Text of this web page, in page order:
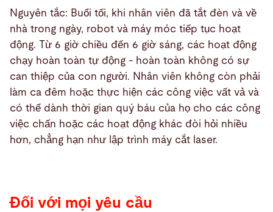
Nguyên tắc: Buổi tối, khi nhân viên đã tắt đèn và về
nhà trong ngày, robot và máy móc tiếp tục hoạt
động. Từ 6 giờ chiều đến 6 giờ sáng, các hoạt động
chạy hoàn toàn tự động - hoàn toàn không có sự
can thiệp của con người. Nhân viên không còn phải
làm ca đêm hoặc thực hiện các công việc vất vả và
có thể dành thời gian quý báu của họ cho các công
việc chấn hoặc các hoạt động khác đòi hỏi nhiều
hơn, chẳng hạn như lập trình máy cắt laser.
Đối với mọi yêu cầu